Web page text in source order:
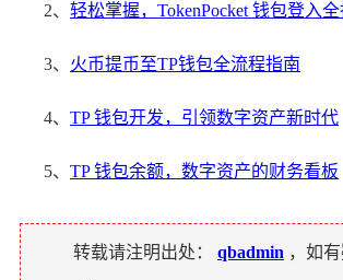
2、 轻松掌握，TokenPocket 钱包登入
3、 火币提币至TP钱包全流程指南
4、 TP 钱包开发，引领数字资产新时代
5、 TP 钱包余额，数字资产的财务看板
转载请注明出处： qbadmin ，如